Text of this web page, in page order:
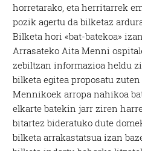
horretarako, eta herritarrek
pozik agertu da bilketaz
Bilketa hori «bat-batekoa»
Arrasateko Aita Menni
zebiltzan informazioa heldu
bilketa egitea proposatu
Mennikoek arropa nahikoa
elkarte batekin jarr ziren
bitartez bideratuko dute
bilketa arrakastatsua izan